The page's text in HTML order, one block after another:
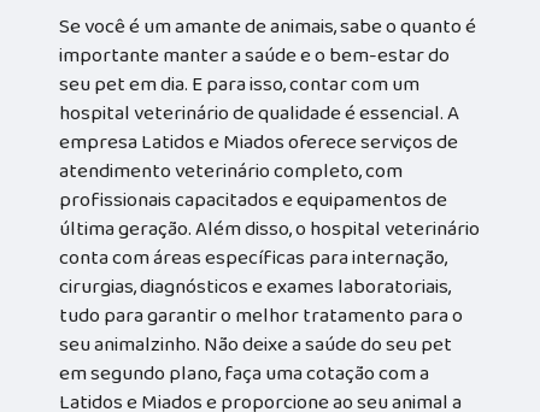
Se você é um amante de animais, sabe o quanto é
importante manter a saúde e o bem-estar do
seu pet em dia. E para isso, contar com um
hospital veterinário de qualidade é essencial. A
empresa Latidos e Miados oferece serviços de
atendimento veterinário completo, com
profissionais capacitados e equipamentos de
última geração. Além disso, o hospital veterinário
conta com áreas específicas para internação,
cirurgias, diagnósticos e exames laboratoriais,
tudo para garantir o melhor tratamento para o
seu animalzinho. Não deixe a saúde do seu pet
em segundo plano, faça uma cotação com a
Latidos e Miados e proporcione ao seu animal a